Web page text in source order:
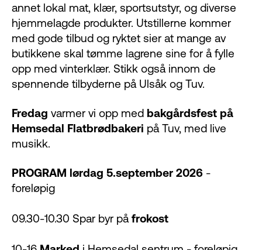
annet lokal mat, klær, sportsutstyr, og diverse
hjemmelagde produkter. Utstillerne kommer
med gode tilbud og ryktet sier at mange av
butikkene skal tømme lagrene sine for å fylle
opp med vinterklær. Stikk også innom de
spennende tilbyderne på Ulsåk og Tuv.
Fredag varmer vi opp med bakgårdsfest på
Hemsedal Flatbrødbakeri på Tuv, med live
musikk.
PROGRAM lørdag 5.september 2026 -
foreløpig
09.30-10.30 Spar byr på frokost